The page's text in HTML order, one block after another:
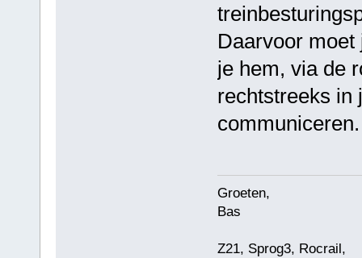
Daarvoor
je hem, via de
rechtstreeks in
communiceren.
Groeten,
Bas
Z21, Sprog3, Rocrail,